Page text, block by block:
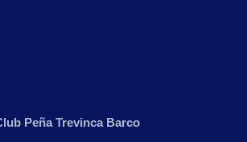
Peña Trevinca Barco